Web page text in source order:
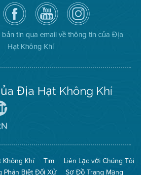
Truy
cập
Trang
Facebook
của
Địa
Hạt
Kênh
YouTube
của
Địa
Hạt
Không
Khí
Air
District
on
Instagram
bản tin qua email về thông tin của Địa
Hạt Không Khí
Địa Hạt Không Khí
The
(Bảo
Toàn
Mạng
No
Burn
Khí Tìm
Liên Lạc với Chúng Tôi
Phân Biệt Đối Xử
Sơ Đồ Trang Mạng